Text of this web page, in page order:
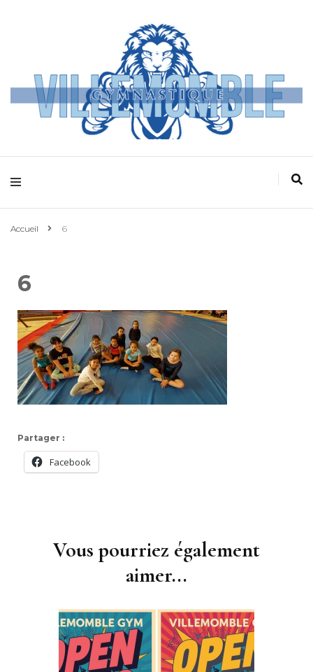
Villemomble
Gymnastique
Accueil 6
6
Partager :
Facebook
Vous pourriez également
aimer...